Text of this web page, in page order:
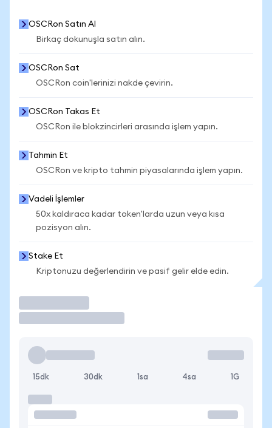
OSCRon Satın Al
Birkaç dokunuşla satın alın.
OSCRon Sat
OSCRon coin'lerinizi nakde çevirin.
OSCRon Takas Et
OSCRon ile blokzincirleri arasında işlem yapın.
Tahmin Et
OSCRon ve kripto tahmin piyasalarında işlem yapın.
Vadeli İşlemler
50x kaldıraca kadar token'larda uzun veya kısa
pozisyon alın.
Stake Et
Kriptonuzu değerlendirin ve pasif gelir elde edin.
15dk 30dk 1sa 4sa 1G